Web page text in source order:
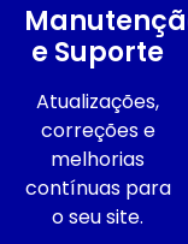
e Suporte
Atualizações,
correções e
melhorias
contínuas para
o seu site.